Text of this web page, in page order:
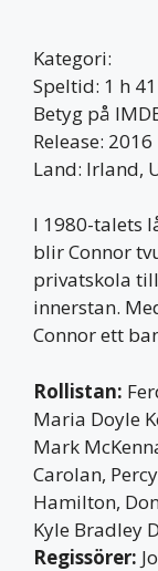
Kategori:
Speltid: 1 h
Betyg på
Release: 2016
Land: Irland,
I 1980-talets
blir Connor
privatskola
innerstan.
Connor ett
Rollistan:
Maria Doyle
Mark
Carolan,
Hamilton,
Kyle Bradley
Regissörer: